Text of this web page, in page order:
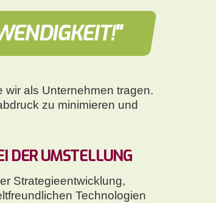
wir als Unternehmen tragen.
zu minimieren und
DER UMSTELLUNG
Strategieentwicklung,
Technologien